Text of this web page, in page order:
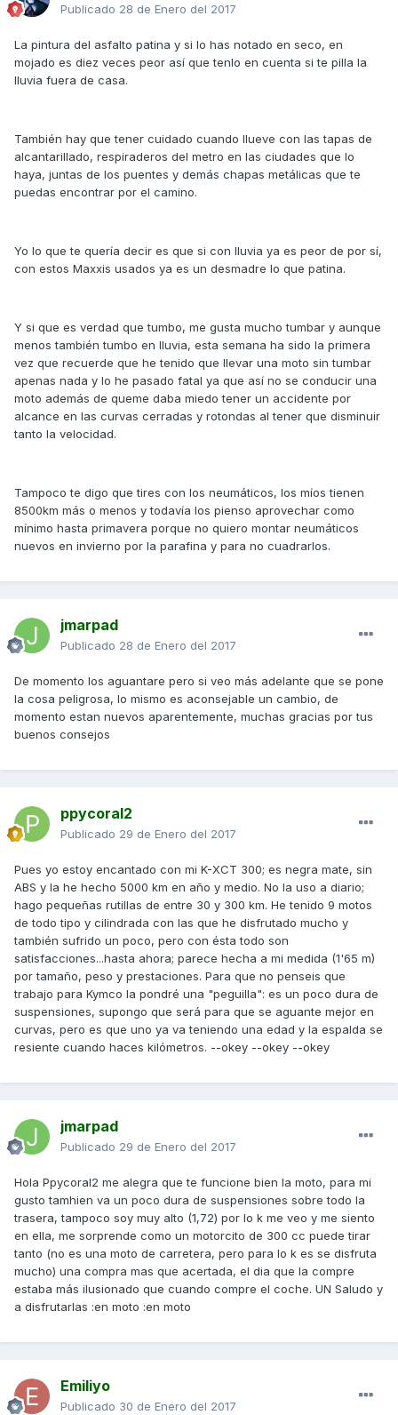
Publicado 28 de Enero del 2017
La pintura del asfalto patina y si lo has notado en seco, en
mojado es diez veces peor así que tenlo en cuenta si te pilla la
lluvia fuera de casa.
También hay que tener cuidado cuando llueve con las tapas de
alcantarillado, respiraderos del metro en las ciudades que lo
haya, juntas de los puentes y demás chapas metálicas que te
puedas encontrar por el camino.
Yo lo que te quería decir es que si con lluvia ya es peor de por sí,
con estos Maxxis usados ya es un desmadre lo que patina.
Y si que es verdad que tumbo, me gusta mucho tumbar y aunque
menos también tumbo en lluvia, esta semana ha sido la primera
vez que recuerde que he tenido que llevar una moto sin tumbar
apenas nada y lo he pasado fatal ya que así no se conducir una
moto además de queme daba miedo tener un accidente por
alcance en las curvas cerradas y rotondas al tener que disminuir
tanto la velocidad.
Tampoco te digo que tires con los neumáticos, los míos tienen
8500km más o menos y todavía los pienso aprovechar como
mínimo hasta primavera porque no quiero montar neumáticos
nuevos en invierno por la parafina y para no cuadrarlos.
jmarpad
Publicado 28 de Enero del 2017
De momento los aguantare pero si veo más adelante que se pone
la cosa peligrosa, lo mismo es aconsejable un cambio, de
momento estan nuevos aparentemente, muchas gracias por tus
buenos consejos
ppycoral2
Publicado 29 de Enero del 2017
Pues yo estoy encantado con mi K-XCT 300; es negra mate, sin
ABS y la he hecho 5000 km en año y medio. No la uso a diario;
hago pequeñas rutillas de entre 30 y 300 km. He tenido 9 motos
de todo tipo y cilindrada con las que he disfrutado mucho y
también sufrido un poco, pero con ésta todo son
satisfacciones...hasta ahora; parece hecha a mi medida (1'65 m)
por tamaño, peso y prestaciones. Para que no penseis que
trabajo para Kymco la pondré una "peguilla": es un poco dura de
suspensiones, supongo que será para que se aguante mejor en
curvas, pero es que uno ya va teniendo una edad y la espalda se
resiente cuando haces kilómetros. --okey --okey --okey
jmarpad
Publicado 29 de Enero del 2017
Hola Ppycoral2 me alegra que te funcione bien la moto, para mi
gusto tamhien va un poco dura de suspensiones sobre todo la
trasera, tampoco soy muy alto (1,72) por lo k me veo y me siento
en ella, me sorprende como un motorcito de 300 cc puede tirar
tanto (no es una moto de carretera, pero para lo k es se disfruta
mucho) una compra mas que acertada, el dia que la compre
estaba más ilusionado que cuando compre el coche. UN Saludo y
a disfrutarlas :en moto :en moto
Emiliyo
Publicado 30 de Enero del 2017